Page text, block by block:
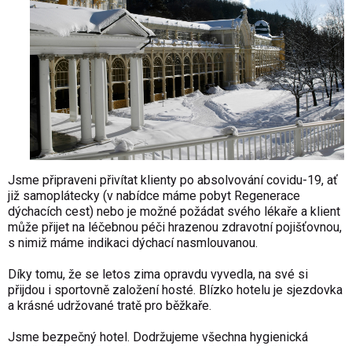
Jsme připraveni přivítat klienty po absolvování covidu-19, ať
již samoplátecky (v nabídce máme pobyt Regenerace
dýchacích cest) nebo je možné požádat svého lékaře a klient
může přijet na léčebnou péči hrazenou zdravotní pojišťovnou,
s nimiž máme indikaci dýchací nasmlouvanou.
Díky tomu, že se letos zima opravdu vyvedla, na své si
přijdou i sportovně založení hosté. Blízko hotelu je sjezdovka
a krásné udržované tratě pro běžkaře.
Jsme bezpečný hotel. Dodržujeme všechna hygienická